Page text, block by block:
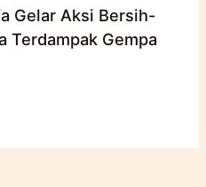
Gelar Aksi Bersih-
Terdampak Gempa